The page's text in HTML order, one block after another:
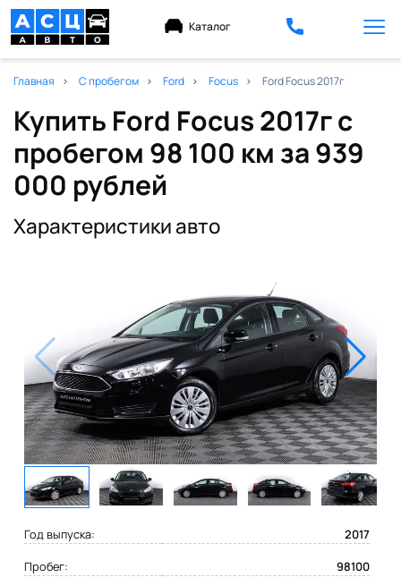
Каталог
Главная С пробегом Ford Focus Ford Focus 2017г
Купить Ford Focus 2017г с
пробегом 98 100 км за 939
000 рублей
Характеристики авто
Год выпуска:
2017
Пробег:
98100